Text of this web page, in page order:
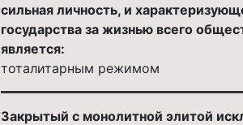
сильная личность, и
государства за жизнью всего
является:
тоталитарным режимом
Закрытый с монолитной элитой